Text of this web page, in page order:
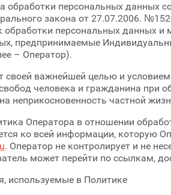
обработки персональных данных
закона от 27.07.2006.
обработки персональных данных и
предпринимаемые
– Оператор).
своей важнейшей целью и
человека и гражданина при
неприкосновенность частной
Оператора в отношении
ко всей информации, которую
. Оператор не контролирует и не
может перейти по ссылкам,
используемые в Политике